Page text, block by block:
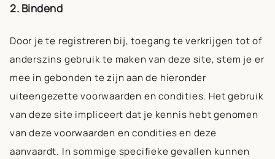
2. Bindend
Door je te registreren bij, toegang te verkrijgen tot of
anderszins gebruik te maken van deze site, stem je er
mee in gebonden te zijn aan de hieronder
uiteengezette voorwaarden en condities. Het gebruik
van deze site impliceert dat je kennis hebt genomen
van deze voorwaarden en condities en deze
aanvaardt. In sommige specifieke gevallen kunnen